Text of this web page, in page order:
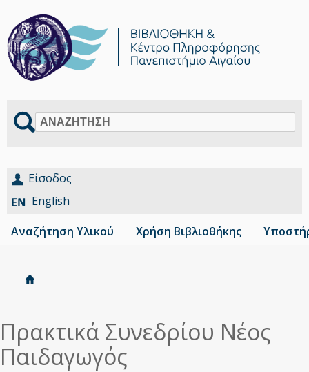
Αναζήτηση
Είσοδος
English
Αναζήτηση Υλικού
Χρήση Βιβλιοθήκης
Breadcrumbs
Είστε
Πρακτικά Συνεδρίου Νέος
Παιδαγωγός